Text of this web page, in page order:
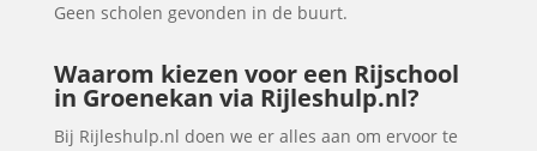
Geen scholen gevonden in de buurt.
Waarom kiezen voor een Rijschool
in Groenekan via Rijleshulp.nl?
Bij Rijleshulp.nl doen we er alles aan om ervoor te